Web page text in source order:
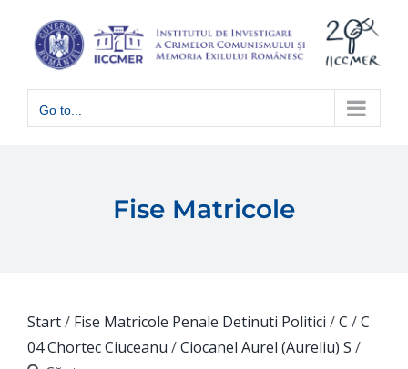
content
Go to...
Fise Matricole
Start/ Fise Matricole Penale Detinuti Politici /C /C
04 Chortec Ciuceanu /Ciocanel Aurel (Aureliu) S /